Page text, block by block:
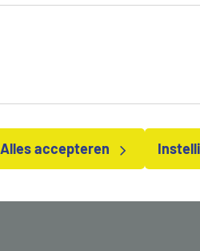
Alles accepteren